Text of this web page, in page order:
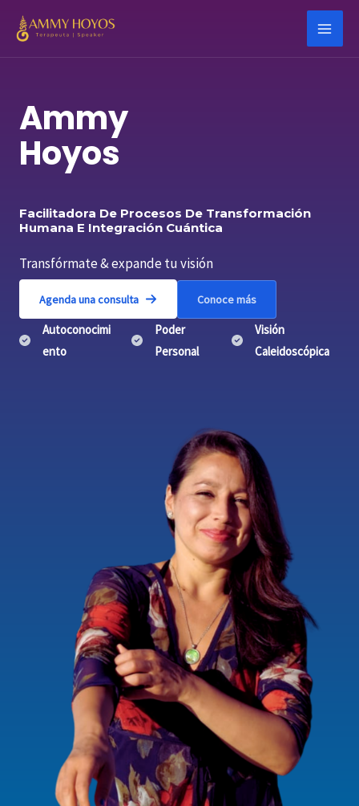
contenido
Main
Ammy
Hoyos
Facilitadora De Procesos De Transformación
Humana E Integración Cuántica
Transfórmate & expande tu visión
Agenda una consulta Conoce más
Autoconocimi
ento
Poder
Personal
Visión
Caleidoscópica